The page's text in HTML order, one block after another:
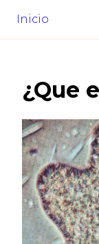
Inicio
¿Que